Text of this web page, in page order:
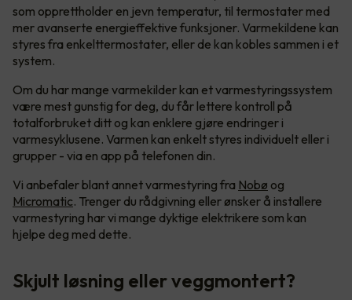
som opprettholder en jevn temperatur, til termostater med
mer avanserte energieffektive funksjoner. Varmekildene kan
styres fra enkelttermostater, eller de kan kobles sammen i et
system.
Om du har mange varmekilder kan et varmestyringssystem
være mest gunstig for deg, du får lettere kontroll på
totalforbruket ditt og kan enklere gjøre endringer i
varmesyklusene. Varmen kan enkelt styres individuelt eller i
grupper - via en app på telefonen din.
Vi anbefaler blant annet varmestyring fra Nobø og
Micromatic. Trenger du rådgivning eller ønsker å installere
varmestyring har vi mange dyktige elektrikere som kan
hjelpe deg med dette.
Skjult løsning eller veggmontert?